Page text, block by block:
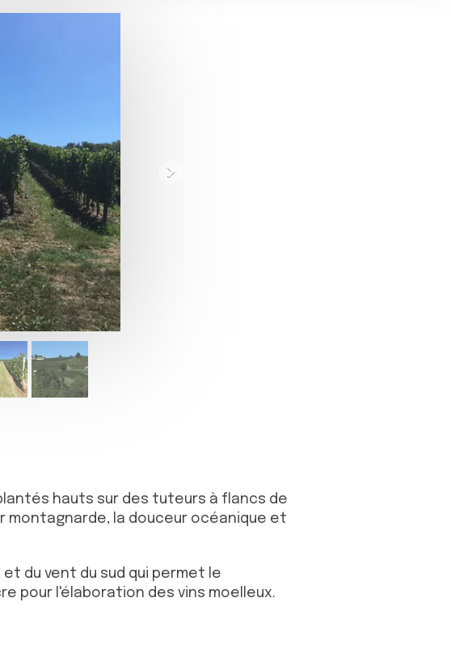
hauts sur des tuteurs à flancs de
montagnarde, la douceur océanique et
du vent du sud qui permet le
pour l'élaboration des vins moelleux.